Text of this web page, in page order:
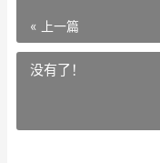
« 上一篇
没有了！